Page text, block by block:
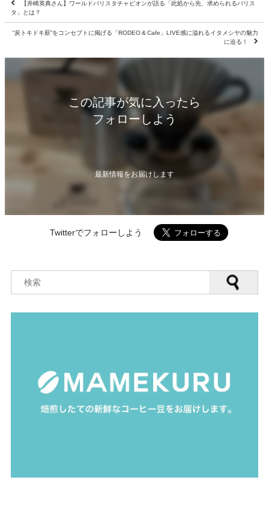
【井崎英典さん】ワールドバリスタチャピオンが語る「此処から先、求められるバリス
タ」とは？
“炭トキドキ薪”をコンセプトに掲げる「RODEO & Cafe」LIVE感に溢れるイタメシヤの魅力
に迫る！
この記事が気に入ったら
フォローしよう
最新情報をお届けします
Twitterでフォローしよう